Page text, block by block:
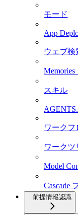
モード
App
ウェブ
スキル
ワークフ
ワークツ
Model
Cascade
前提情報認識